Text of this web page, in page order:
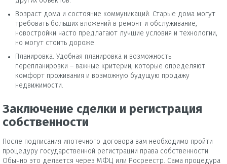
Возраст дома и состояние коммуникаций. Старые дома могут
требовать больших вложений в ремонт и обслуживание,
новостройки часто предлагают лучшие условия и технологии,
но могут стоить дороже.
Планировка. Удобная планировка и возможность
перепланировки – важные критерии, которые определяют
комфорт проживания и возможную будущую продажу
недвижимости.
Заключение сделки и регистрация
собственности
После подписания ипотечного договора вам необходимо пройти
процедуру государственной регистрации права собственности.
Обычно это делается через МФЦ или Росреестр. Сама процедура